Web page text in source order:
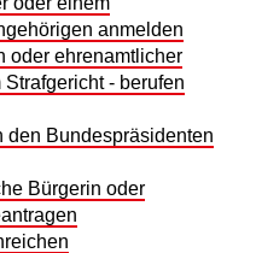
anmelden
oder ehrenamtlicher
- berufen
den Bundespräsidenten
Bürgerin oder